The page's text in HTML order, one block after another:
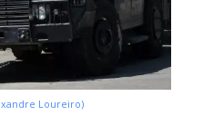
Loureiro)